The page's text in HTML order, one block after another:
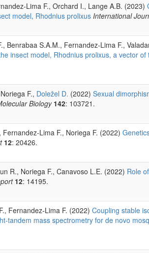
Lima F., Orchard I., Lange A.B. (2023)
model, Rhodnius prolixus International
Benrabaa S.A.M., Fernandez-Lima F.,
insect model, Rhodnius prolixus, a vector
F., Doležel D. (2022) Sexual
Biology 142: 103721.
Lima F., Noriega F. (2022)
12: 20426.
R., Noriega F., Canavoso L.E. (2022) Role
12: 14195.
Fernandez-Lima F. (2022) Coupling stable
tandem mass spectrometry for de novo